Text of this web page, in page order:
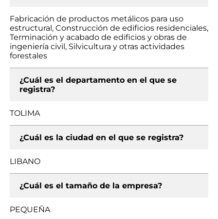
Fabricación de productos metálicos para uso
estructural, Construcción de edificios residenciales,
Terminación y acabado de edificios y obras de
ingeniería civil, Silvicultura y otras actividades
forestales
¿Cuál es el departamento en el que se
registra?
TOLIMA
¿Cuál es la ciudad en el que se registra?
LIBANO
¿Cuál es el tamaño de la empresa?
PEQUEÑA